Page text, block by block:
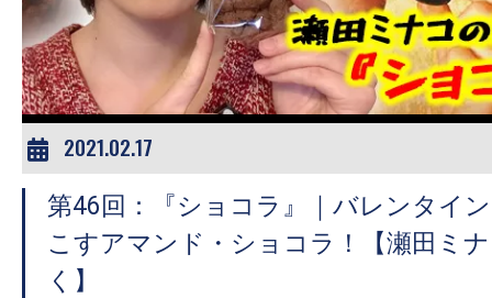
2021.02.17
第46回：『ショコラ』｜バレンタイ
こすアマンド・ショコラ！【瀬田ミ
く】